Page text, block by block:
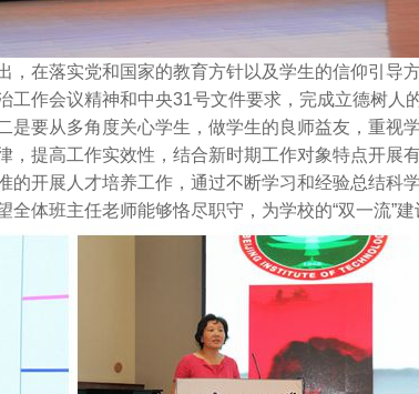
在落实党和国家的教育方针以及学生的信仰引导
作会议精神和中央31号文件要求，完成立德树人
要从多角度关心学生，做学生的良师益友，重视
提高工作实效性，结合新时期工作对象特点开展
开展人才培养工作，通过不断学习和经验总结科
体班主任老师能够恪尽职守，为学校的“双一流”建